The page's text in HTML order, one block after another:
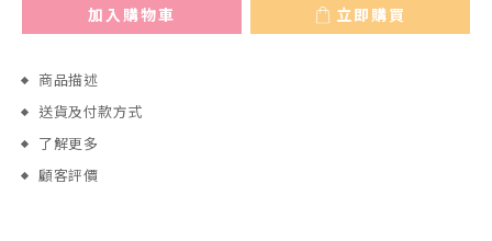
加入購物車 立即購買
商品描述
送貨及付款方式
了解更多
顧客評價